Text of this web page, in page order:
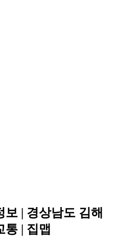
| 경상남도 김해
통 | 집맵